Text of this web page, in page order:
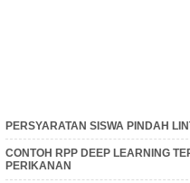
PERSYARATAN SISWA PINDAH
CONTOH RPP DEEP LEARNING
PERIKANAN